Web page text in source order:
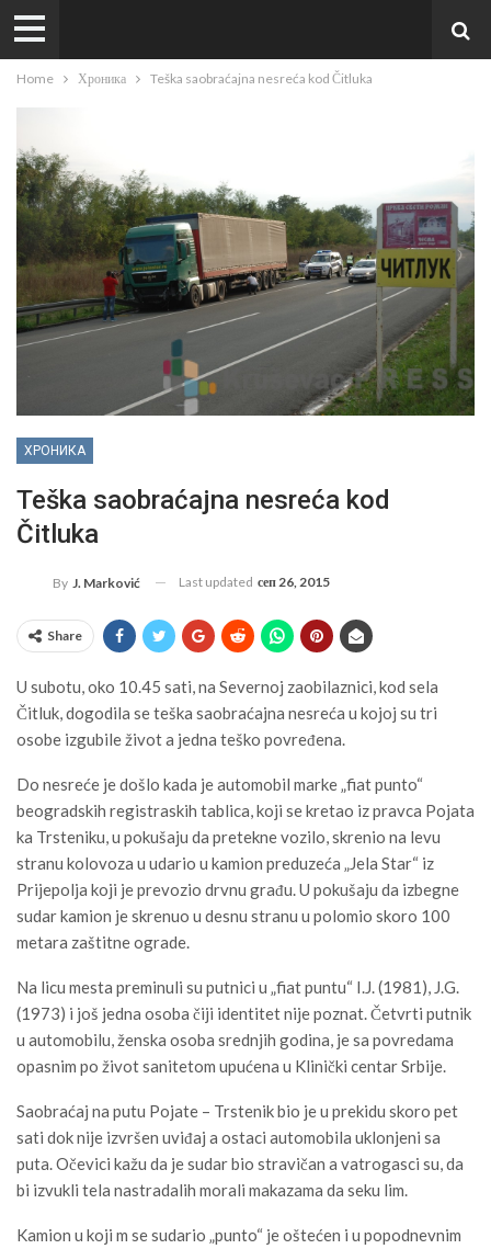
Home Хроника Teška saobraćajna nesreća kod Čitluka
ХРОНИКА
Teška saobraćajna nesreća kod
Čitluka
By J. Marković Last updated сеп 26, 2015
Share
U subotu, oko 10.45 sati, na Severnoj zaobilaznici, kod sela
Čitluk, dogodila se teška saobraćajna nesreća u kojoj su tri
osobe izgubile život a jedna teško povređena.
Do nesreće je došlo kada je automobil marke „fiat punto“
beogradskih registraskih tablica, koji se kretao iz pravca Pojata
ka Trsteniku, u pokušaju da pretekne vozilo, skrenio na levu
stranu kolovoza u udario u kamion preduzeća „Jela Star“ iz
Prijepolja koji je prevozio drvnu građu. U pokušaju da izbegne
sudar kamion je skrenuo u desnu stranu u polomio skoro 100
metara zaštitne ograde.
Na licu mesta preminuli su putnici u „fiat puntu“ I.J. (1981), J.G.
(1973) i još jedna osoba čiji identitet nije poznat. Četvrti putnik
u automobilu, ženska osoba srednjih godina, je sa povredama
opasnim po život sanitetom upućena u Klinički centar Srbije.
Saobraćaj na putu Pojate – Trstenik bio je u prekidu skoro pet
sati dok nije izvršen uviđaj a ostaci automobila uklonjeni sa
puta. Očevici kažu da je sudar bio stravičan a vatrogasci su, da
bi izvukli tela nastradalih morali makazama da seku lim.
Kamion u koji m se sudario „punto“ je oštećen i u popodnevnim